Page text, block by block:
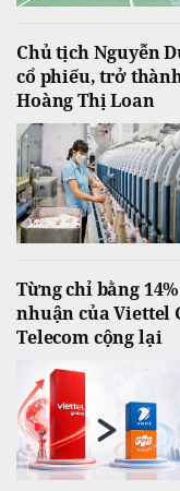
Chủ tịch Nguyễn
cổ phiếu, trở
Hoàng Thị Loan
Từng chỉ bằng
nhuận của Viettel
Telecom cộng lại